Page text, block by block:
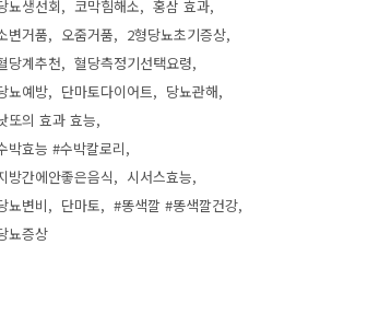
뇨생선회
코막힘해소
홍삼 효과
변거품
오줌거품
2형당뇨초기증상
당계추천
혈당측정기선택요령
뇨예방
단마토다이어트
당뇨관해
또의 효과 효능
박효능 #수박칼로리
방간에안좋은음식
시서스효능
뇨변비
단마토
#똥색깔 #똥색깔건강
뇨증상